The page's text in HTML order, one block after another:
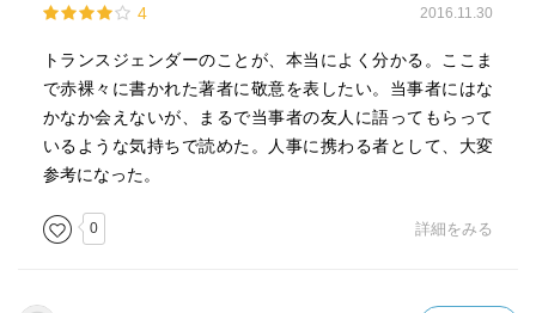
4 2016.11.30
トランスジェンダーのことが、本当によく分かる。ここま
で赤裸々に書かれた著者に敬意を表したい。当事者にはな
かなか会えないが、まるで当事者の友人に語ってもらって
いるような気持ちで読めた。人事に携わる者として、大変
参考になった。
0 詳細をみる